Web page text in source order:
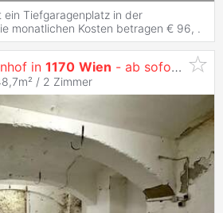
ein Tiefgaragenplatz in der
monatlichen Kosten betragen € 96, .
in 1170 Wien - ab sofort verfügbar!
/ 2 Zimmer